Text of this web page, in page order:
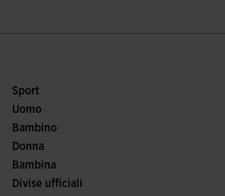
Sport
Tennis
Calcio
Running
Trail running
Uomo
Scarpe uomo
Sport
Bambino
Vedi tutto abbigliamento bambino
Donna
Abbigliamento donna
Sport
Bambina
Vedi tutto abbigliamento bambina
Divise ufficiali